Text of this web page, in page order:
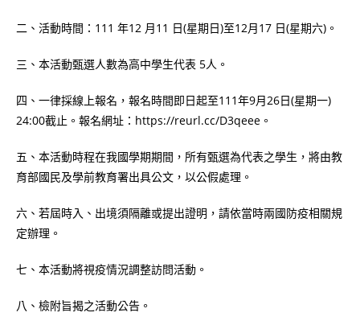
二、活動時間：111 年12 月11 日(星期日)至12月17 日(星期六)。
三、本活動甄選人數為高中學生代表 5人。
四、一律採線上報名，報名時間即日起至111年9月26日(星期一)
24:00截止。報名網址：https://reurl.cc/D3qeee。
五、本活動時程在我國學期期間，所有甄選為代表之學生，將由教
育部國民及學前教育署出具公文，以公假處理。
六、若屆時入、出境須隔離或提出證明，請依當時兩國防疫相關規
定辦理。
七、本活動將視疫情況調整訪問活動。
八、檢附旨揭之活動公告。